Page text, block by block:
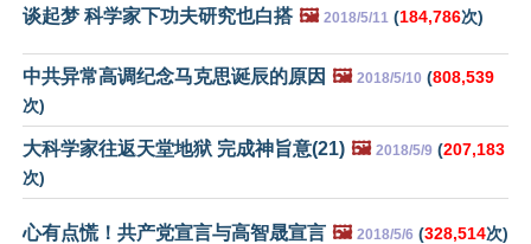
谈起梦 科学家下功夫研究也白搭 🖼️ 2018/5/11 (184,786次)
中共异常高调纪念马克思诞辰的原因 🖼️ 2018/5/10 (808,539
次)
大科学家往返天堂地狱 完成神旨意(21) 🖼️ 2018/5/9 (207,183
次)
心有点慌！共产党宣言与高智晟宣言 🖼️ 2018/5/6 (328,514次)